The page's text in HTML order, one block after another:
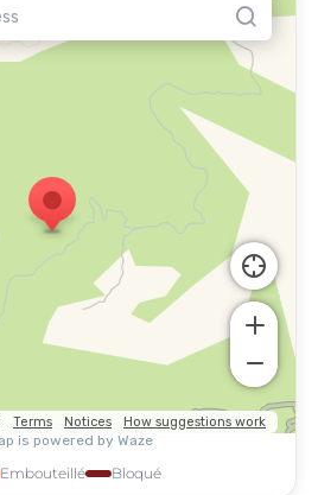
Embouteillé Bloqué